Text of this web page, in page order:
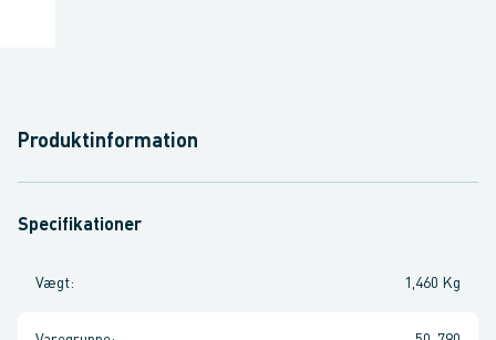
Produktinformation
Specifikationer
Vægt: 1,460 Kg